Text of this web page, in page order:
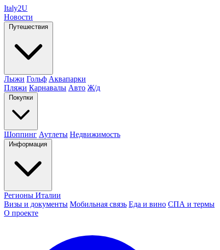
Italy2U
Новости
Путешествия
Лыжи Гольф Аквапарки
Пляжи Карнавалы Авто Ж/д
Покупки
Шоппинг Аутлеты Недвижимость
Информация
Регионы Италии
Визы и документы Мобильная связь Еда и вино СПА и термы
О проекте